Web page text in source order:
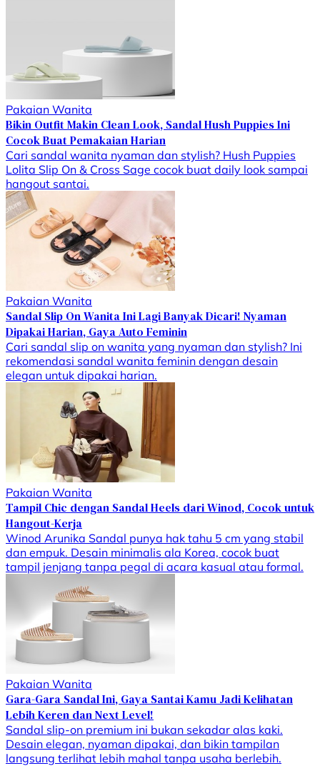
Pakaian Wanita
Bikin Outfit Makin Clean Look, Sandal Hush Puppies Ini
Cocok Buat Pemakaian Harian
Cari sandal wanita nyaman dan stylish? Hush Puppies
Lolita Slip On & Cross Sage cocok buat daily look sampai
hangout santai.
Pakaian Wanita
Sandal Slip On Wanita Ini Lagi Banyak Dicari! Nyaman
Dipakai Harian, Gaya Auto Feminin
Cari sandal slip on wanita yang nyaman dan stylish? Ini
rekomendasi sandal wanita feminin dengan desain
elegan untuk dipakai harian.
Pakaian Wanita
Tampil Chic dengan Sandal Heels dari Winod, Cocok untuk
Hangout-Kerja
Winod Arunika Sandal punya hak tahu 5 cm yang stabil
dan empuk. Desain minimalis ala Korea, cocok buat
tampil jenjang tanpa pegal di acara kasual atau formal.
Pakaian Wanita
Gara-Gara Sandal Ini, Gaya Santai Kamu Jadi Kelihatan
Lebih Keren dan Next Level!
Sandal slip-on premium ini bukan sekadar alas kaki.
Desain elegan, nyaman dipakai, dan bikin tampilan
langsung terlihat lebih mahal tanpa usaha berlebih.